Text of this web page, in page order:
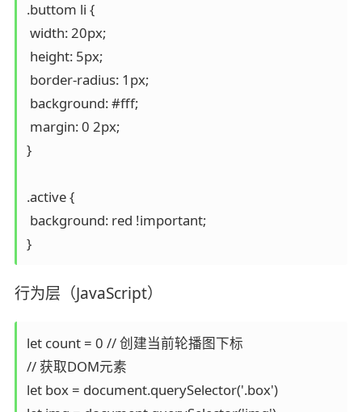
.buttom li {
width: 20px;
height: 5px;
border-radius: 1px;
background: #fff;
margin: 0 2px;
}
.active {
background: red !important;
}
行为层（JavaScript）
let count = 0 // 创建当前轮播图下标
// 获取DOM元素
let box = document.querySelector('.box')